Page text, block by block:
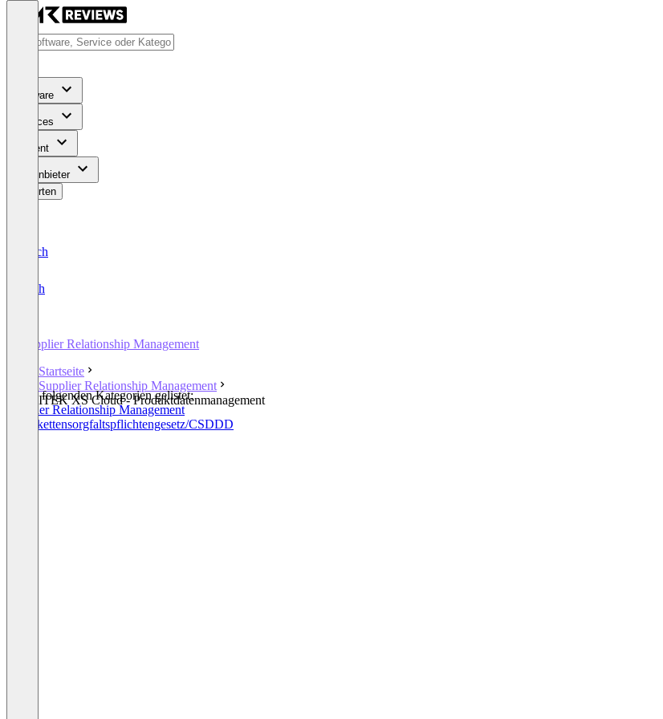
Software
Services
Content
Für Anbieter
Bewerten
Deutsch
English
Supplier Relationship Management
Startseite
Supplier Relationship Management
ITEK XS Cloud - Produktdatenmanagement
In den folgenden Kategorien gelistet:
Supplier Relationship Management
Lieferkettensorgfaltspflichtengesetz/CSDDD